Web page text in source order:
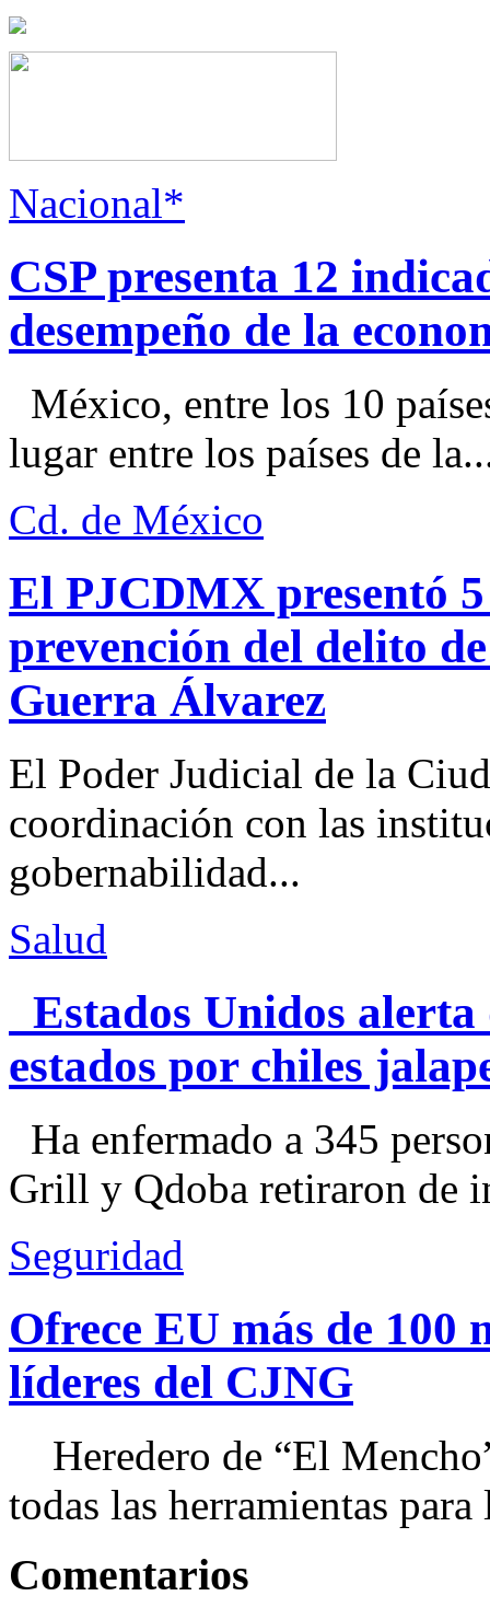
Nacional*
CSP presenta 12
desempeño de la
México, entre los 10
lugar entre los países de
Cd. de México
El PJCDMX presentó
prevención del delito
Guerra Álvarez
El Poder Judicial de la
coordinación con las
gobernabilidad...
Salud
Estados Unidos alerta
estados por chiles
Ha enfermado a 345
Grill y Qdoba retiraron de
Seguridad
Ofrece EU más de 100
líderes del CJNG
Heredero de “El
todas las herramientas
Comentarios